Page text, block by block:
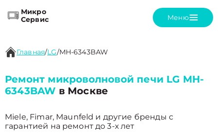
Микро
Сервис
Меню
Главная/LG/MH-6343BAW
Ремонт микроволновой печи LG MH-
6343BAW в Москве
Miele, Fimar, Maunfeld и другие бренды с
гарантией на ремонт до 3-х лет